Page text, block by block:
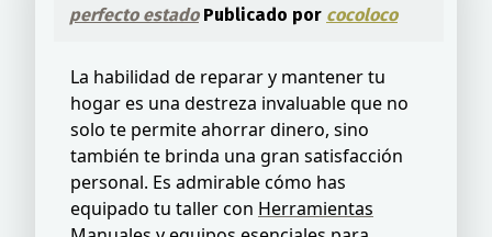
perfecto estadoPublicado por cocoloco
La habilidad de reparar y mantener tu
hogar es una destreza invaluable que no
solo te permite ahorrar dinero, sino
también te brinda una gran satisfacción
personal. Es admirable cómo has
equipado tu taller con Herramientas